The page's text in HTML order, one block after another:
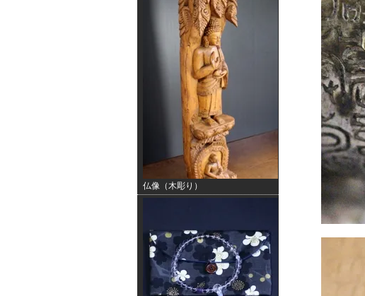
仏像（木彫り）